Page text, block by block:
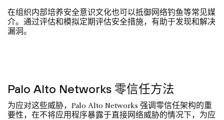
在组织内部培养安全意识文化也可以抵御网络钓鱼等常见媒
介。通过评估和模拟定期评估安全措施，有助于发现和解决
漏洞。
Palo Alto Networks 零信任方法
为应对这些威胁，Palo Alto Networks 强调零信任架构的重
要性，在不将应用程序暴露于直接网络威胁的情况下，为应